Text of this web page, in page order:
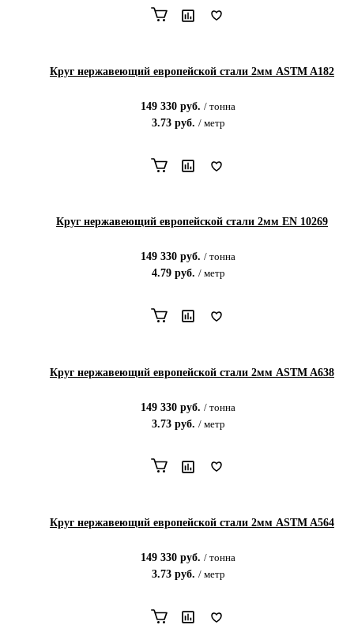
Круг нержавеющий европейской стали 2мм ASTM A182
149 330 руб. / тонна
3.73руб. / метр
Круг нержавеющий европейской стали 2мм EN 10269
149 330 руб. / тонна
4.79руб. / метр
Круг нержавеющий европейской стали 2мм ASTM A638
149 330 руб. / тонна
3.73руб. / метр
Круг нержавеющий европейской стали 2мм ASTM A564
149 330 руб. / тонна
3.73руб. / метр